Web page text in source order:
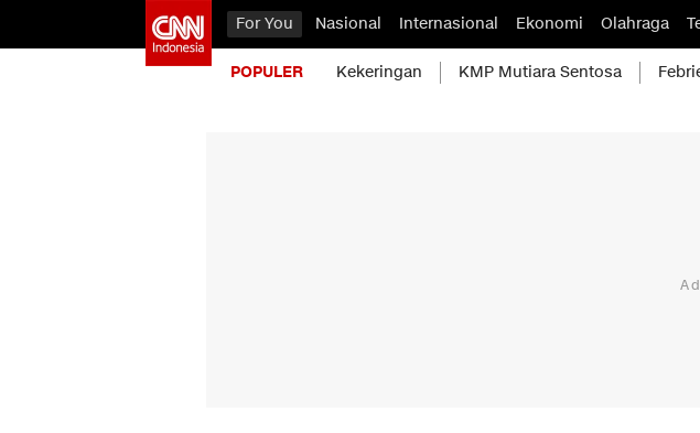
For You Nasional Internasional Ekonomi Olahraga
POPULER Kekeringan KMP Mutiara Sentosa